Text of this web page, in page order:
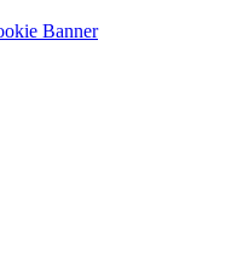
Banner